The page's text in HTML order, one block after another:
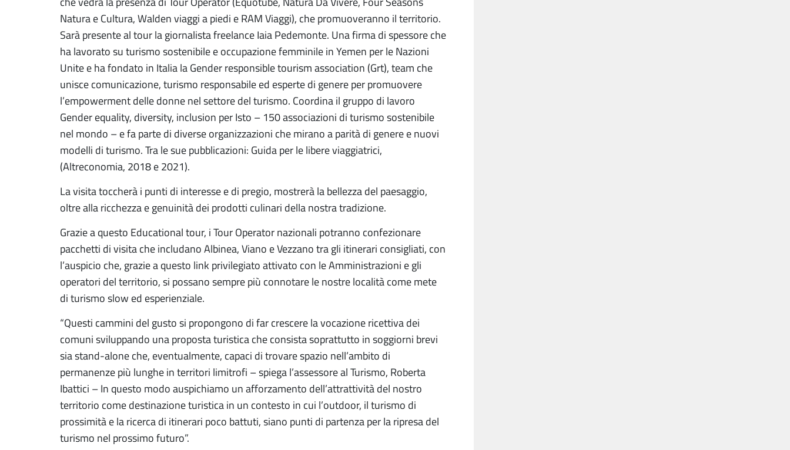
Natura e Cultura, Walden viaggi a piedi e RAM Viaggi), che promuoveranno il territorio.
Sarà presente al tour la giornalista freelance Iaia Pedemonte. Una firma di spessore che
ha lavorato su turismo sostenibile e occupazione femminile in Yemen per le Nazioni
Unite e ha fondato in Italia la Gender responsible tourism association (Grt), team che
unisce comunicazione, turismo responsabile ed esperte di genere per promuovere
l’empowerment delle donne nel settore del turismo. Coordina il gruppo di lavoro
Gender equality, diversity, inclusion per Isto – 150 associazioni di turismo sostenibile
nel mondo – e fa parte di diverse organizzazioni che mirano a parità di genere e nuovi
modelli di turismo. Tra le sue pubblicazioni: Guida per le libere viaggiatrici,
(Altreconomia, 2018 e 2021).
La visita toccherà i punti di interesse e di pregio, mostrerà la bellezza del paesaggio,
oltre alla ricchezza e genuinità dei prodotti culinari della nostra tradizione.
Grazie a questo Educational tour, i Tour Operator nazionali potranno confezionare
pacchetti di visita che includano Albinea, Viano e Vezzano tra gli itinerari consigliati, con
l’auspicio che, grazie a questo link privilegiato attivato con le Amministrazioni e gli
operatori del territorio, si possano sempre più connotare le nostre località come mete
di turismo slow ed esperienziale.
“Questi cammini del gusto si propongono di far crescere la vocazione ricettiva dei
comuni sviluppando una proposta turistica che consista soprattutto in soggiorni brevi
sia stand-alone che, eventualmente, capaci di trovare spazio nell’ambito di
permanenze più lunghe in territori limitrofi – spiega l’assessore al Turismo, Roberta
Ibattici – In questo modo auspichiamo un afforzamento dell’attrattività del nostro
territorio come destinazione turistica in un contesto in cui l’outdoor, il turismo di
prossimità e la ricerca di itinerari poco battuti, siano punti di partenza per la ripresa del
turismo nel prossimo futuro”.